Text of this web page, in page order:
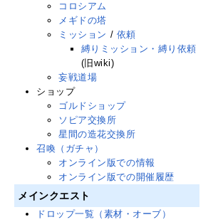
コロシアム
メギドの塔
ミッション / 依頼
縛りミッション・縛り依頼
(旧wiki)
妄戦道場
ショップ
ゴルドショップ
ソピア交換所
星間の造花交換所
召喚（ガチャ）
オンライン版での情報
オンライン版での開催履歴
メインクエスト
ドロップ一覧（素材・オーブ）